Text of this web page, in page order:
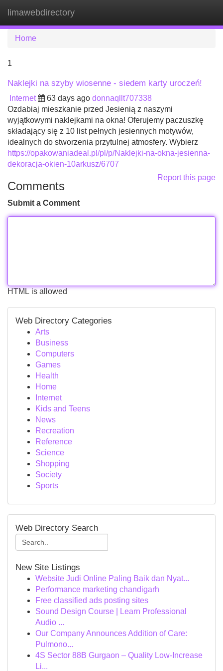
limawebdirectory
Home
1
Naklejki na szyby wiosenne - siedem karty uroczeń!
Internet 63 days ago donnaqllt707338
Ozdabiaj mieszkanie przed Jesienią z naszymi
wyjątkowymi naklejkami na okna! Oferujemy paczuszkę
składający się z 10 list pełnych jesiennych motywów,
idealnych do stworzenia przytulnej atmosfery. Wybierz
https://opakowaniadeal.pl/pl/p/Naklejki-na-okna-jesienna-
dekoracja-okien-10arkusz/6707
Report this page
Comments
Submit a Comment
HTML is allowed
Web Directory Categories
Arts
Business
Computers
Games
Health
Home
Internet
Kids and Teens
News
Recreation
Reference
Science
Shopping
Society
Sports
Web Directory Search
New Site Listings
Website Judi Online Paling Baik dan Nyat...
Performance marketing chandigarh
Free classified ads posting sites
Sound Design Course | Learn Professional
Audio ...
Our Company Announces Addition of Care:
Pulmono...
4S Sector 88B Gurgaon – Quality Low-Increase
Li...